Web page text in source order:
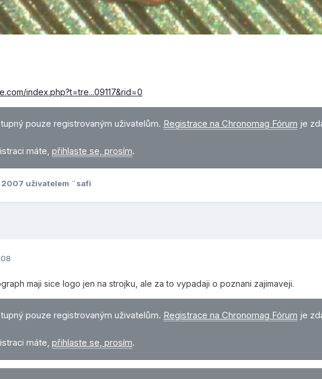
index.php?t=tre...09117&rid=0
pouze registrovaným uživatelům. Registrace na Chronomag Fórum je
máte, přihlaste se, prosím.
2007 uživatelem ¨safi
maji sice logo jen na strojku, ale za to vypadaji o poznani zajimaveji.
pouze registrovaným uživatelům. Registrace na Chronomag Fórum je
máte, přihlaste se, prosím.